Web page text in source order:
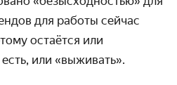
для работы сейчас
остаётся или
или «выживать».